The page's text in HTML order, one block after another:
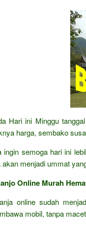
Hari ini Minggu
harga, sembako
ingin semoga hari ini
akan menjadi ummat
Online Murah
online sudah
mobil, tanpa